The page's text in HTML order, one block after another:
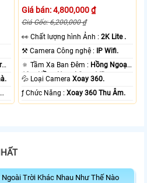
Giá bán: 4,800,000 ₫
Giá Gốc: 6,200,000 ₫
️👀 Chất lượng hình Ảnh :2K Lite .
⚒ Camera Công nghệ :
IP Wifi.
🔅 Tầm Xa Ban Đêm : Hồng Ngoại
10m Hồng Ngoại Smart IR.
💦 Loại CameraXoay 360.
️ƒ Chức Năng :Xoay 360 Thu Âm.
Trời Khác Nhau Như Thế Nào